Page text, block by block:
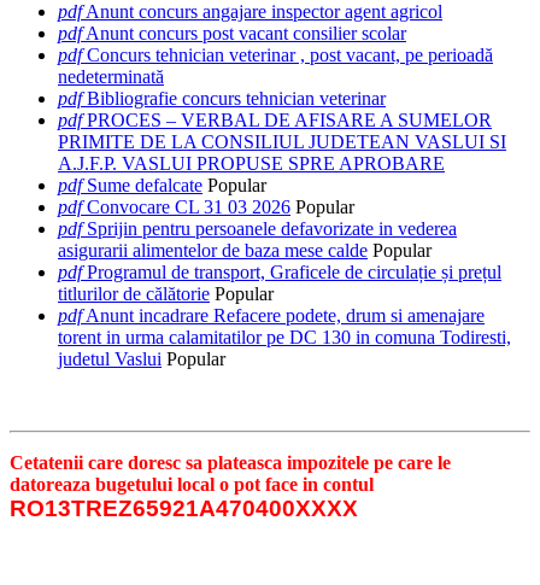
pdfAnunt concurs angajare inspector agent agricol
pdfAnunt concurs post vacant consilier scolar
pdf Concurs tehnician veterinar , post vacant, pe perioadă
nedeterminată
pdf Bibliografie concurs tehnician veterinar
pdf PROCES – VERBAL DE AFISARE A SUMELOR
PRIMITE DE LA CONSILIUL JUDETEAN VASLUI SI
A.J.F.P. VASLUI PROPUSE SPRE APROBARE
pdf Sume defalcate Popular
pdf Convocare CL 31 03 2026 Popular
pdf Sprijin pentru persoanele defavorizate in vederea
asigurarii alimentelor de baza mese calde Popular
pdf Programul de transport, Graficele de circulație și prețul
titlurilor de călătorie Popular
pdfAnunt incadrare Refacere podete, drum si amenajare
torent in urma calamitatilor pe DC 130 in comuna Todiresti,
judetul Vaslui Popular
Cetatenii care doresc sa plateasca impozitele pe care le
datoreaza bugetului local o pot face in contul
RO13TREZ65921A470400XXXX